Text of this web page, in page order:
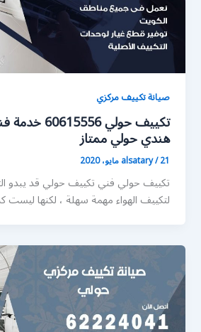
صيانة تكييف مركزي
تكييف حولي
هندي حولي ممتاز
alsatary/21 مايو، 2020
تكييف حولي فني تكييف حولي قد يبدو
لتكييف الهواء مهمة سهلة ، لكنها